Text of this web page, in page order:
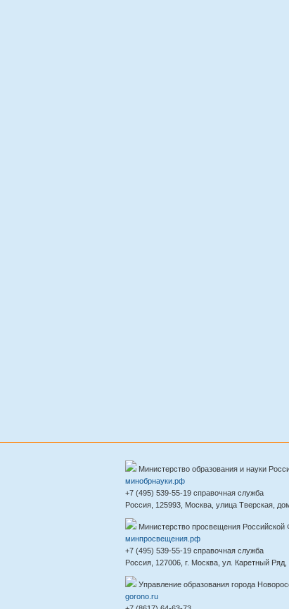
Министерство образования и науки
минобрнауки.рф
+7 (495) 539-55-19 справочная служба
Россия, 125993, Москва, улица Тверская,
Министерство просвещения Российской
минпросвещения.рф
+7 (495) 539-55-19 справочная служба
Россия, 127006, г. Москва, ул. Каретный Ряд,
Управление образования города
gorono.ru